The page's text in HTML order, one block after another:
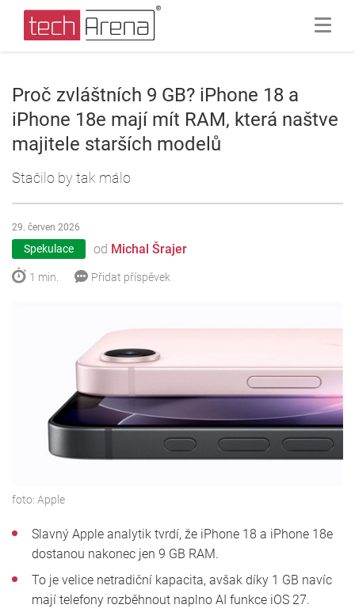
Proč zvláštních 9 GB? iPhone 18 a
iPhone 18e mají mít RAM, která naštve
majitele starších modelů
Stačilo by tak málo
Spekulace od Michal Šrajer
29. červen 2026
1 min. Přidat příspěvek
foto: Apple
Slavný Apple analytik tvrdí, že iPhone 18 a iPhone 18e
dostanou nakonec jen 9 GB RAM.
To je velice netradiční kapacita, avšak díky 1 GB navíc
mají telefony rozběhnout naplno AI funkce iOS 27.